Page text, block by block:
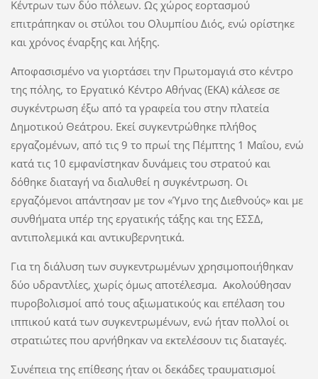
Κέντρων των δύο πόλεων. Ως χώρος εορτασμού
επιτράπηκαν οι στύλοι του Ολυμπίου Διός, ενώ ορίστηκε
και χρόνος έναρξης και λήξης.
Αποφασισμένο να γιορτάσει την Πρωτομαγιά στο κέντρο
της πόλης, το Εργατικό Κέντρο Αθήνας (ΕΚΑ) κάλεσε σε
συγκέντρωση έξω από τα γραφεία του στην πλατεία
Δημοτικού Θεάτρου. Εκεί συγκεντρώθηκε πλήθος
εργαζομένων, από τις 9 το πρωί της Πέμπτης 1 Μαΐου, ενώ
κατά τις 10 εμφανίστηκαν δυνάμεις του στρατού και
δόθηκε διαταγή να διαλυθεί η συγκέντρωση. Οι
εργαζόμενοι απάντησαν με τον «Ύμνο της Διεθνούς» και με
συνθήματα υπέρ της εργατικής τάξης και της ΕΣΣΔ,
αντιπολεμικά και αντικυβερνητικά.
Για τη διάλυση των συγκεντρωμένων χρησιμοποιήθηκαν
δύο υδραντλίες, χωρίς όμως αποτέλεσμα. Ακολούθησαν
πυροβολισμοί από τους αξιωματικούς και επέλαση του
ιππικού κατά των συγκεντρωμένων, ενώ ήταν πολλοί οι
στρατιώτες που αρνήθηκαν να εκτελέσουν τις διαταγές.
Συνέπεια της επίθεσης ήταν οι δεκάδες τραυματισμοί